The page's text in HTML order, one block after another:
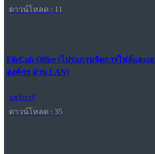
ดาวน์โหลด : 11
FileCub Office (โปรแกรมจัดการไฟล์และเ
องค์กร ผ่าน LAN)
แชร์แวร์
ดาวน์โหลด : 35